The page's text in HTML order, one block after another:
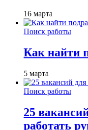
16 марта
Поиск работы
Как найти
5 марта
Поиск работы
25
работать